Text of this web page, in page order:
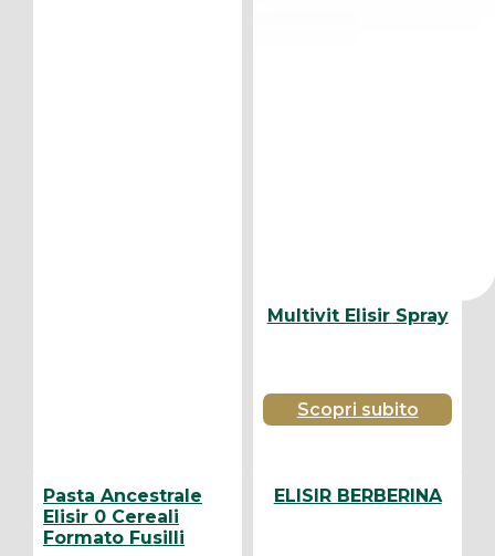
Multivit Elisir Spray
Scopri subito
Pasta Ancestrale
Elisir 0 Cereali
Formato Fusilli
ELISIR BERBERINA